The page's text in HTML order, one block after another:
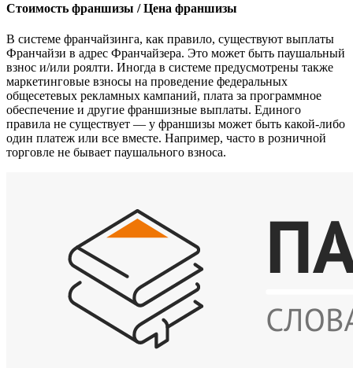
Стоимость франшизы / Цена франшизы
В системе франчайзинга, как правило, существуют выплаты
Франчайзи в адрес Франчайзера. Это может быть паушальный
взнос и/или роялти. Иногда в системе предусмотрены также
маркетинговые взносы на проведение федеральных
общесетевых рекламных кампаний, плата за программное
обеспечение и другие франшизные выплаты. Единого
правила не существует — у франшизы может быть какой-либо
один платеж или все вместе. Например, часто в розничной
торговле не бывает паушального взноса.